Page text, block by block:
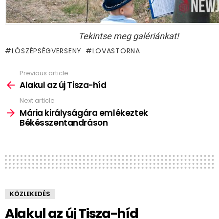
Tekintse meg galériánkat!
LÓSZÉPSÉGVERSENY LOVASTORNA
more
Previous article
Alakul az új Tisza-híd
Next article
Mária királyságára emlékeztek
Békésszentandráson
KÖZLEKEDÉS
Alakul az új Tisza-híd